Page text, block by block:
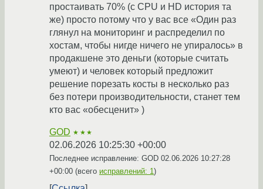
простаивать 70% (с CPU и HD история та
же) просто потому что у вас все «Один раз
глянул на мониторинг и распределил по
хостам, чтобы нигде ничего не упиралось» в
продакшене это деньги (которые считать
умеют) и человек который предложит
решение порезать косты в несколько раз
без потери производительности, станет тем
кто вас «обесценит» )
GOD ★★★
02.06.2026 10:25:30 +00:00
Последнее исправление: GOD 02.06.2026 10:27:28
+00:00 (всего исправлений: 1)